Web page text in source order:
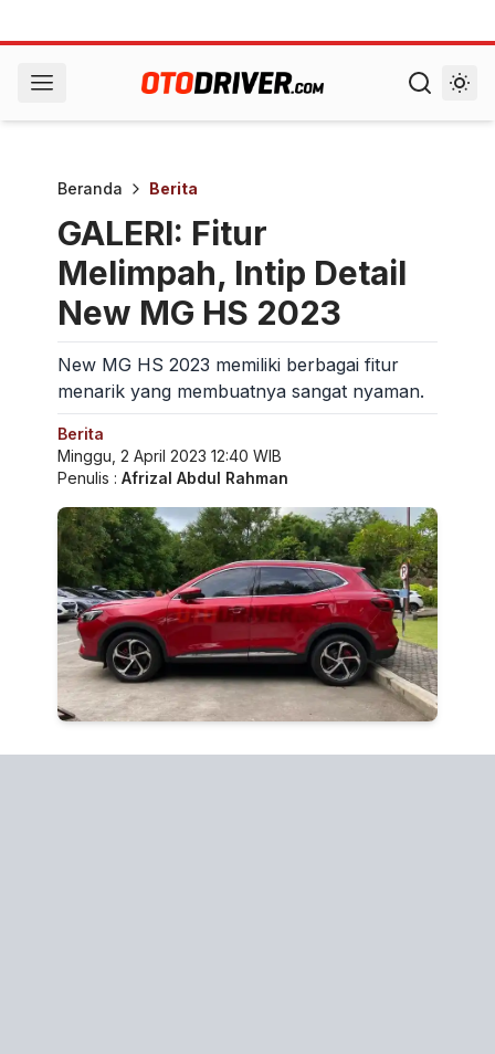
Beranda Berita
GALERI: Fitur
Melimpah, Intip Detail
New MG HS 2023
New MG HS 2023 memiliki berbagai fitur
menarik yang membuatnya sangat nyaman.
Berita
Minggu, 2 April 2023 12:40 WIB
Penulis : Afrizal Abdul Rahman